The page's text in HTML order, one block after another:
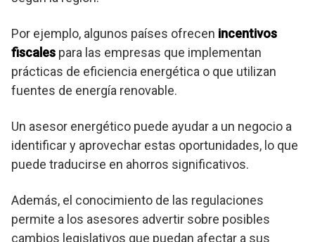
Por ejemplo, algunos países ofrecen incentivos
fiscales para las empresas que implementan
prácticas de eficiencia energética o que utilizan
fuentes de energía renovable.
Un asesor energético puede ayudar a un negocio a
identificar y aprovechar estas oportunidades, lo que
puede traducirse en ahorros significativos.
Además, el conocimiento de las regulaciones
permite a los asesores advertir sobre posibles
cambios legislativos que puedan afectar a sus